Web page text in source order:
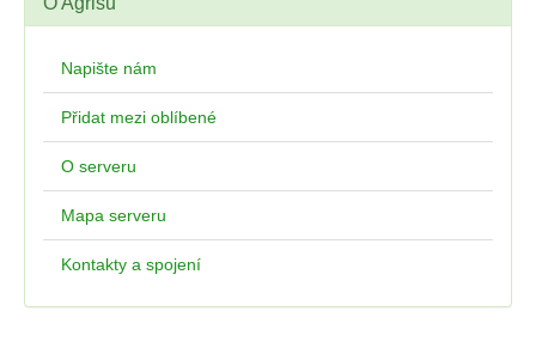
Napište nám
Přidat mezi oblíbené
O serveru
Mapa serveru
Kontakty a spojení